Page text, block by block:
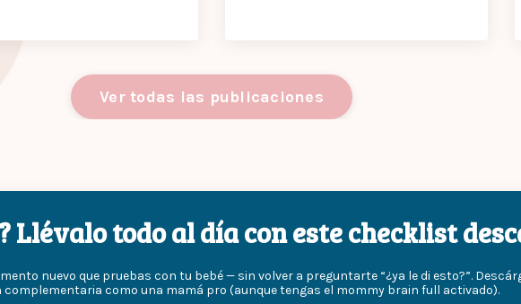
Ver todas las publicaciones
Llévalo todo al día con este checklist
nuevo que pruebas con tu bebé — sin volver a preguntarte “¿ya le di esto?”.
como una mamá pro (aunque tengas el mommy brain full activado).